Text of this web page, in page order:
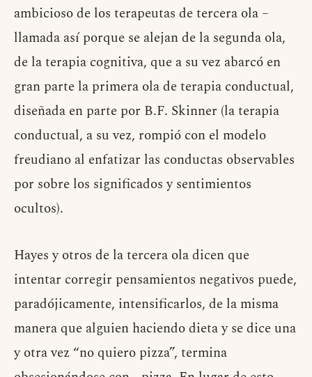
ambicioso de los terapeutas de tercera ola –
llamada así porque se alejan de la segunda ola,
de la terapia cognitiva, que a su vez abarcó en
gran parte la primera ola de terapia conductual,
diseñada en parte por B.F. Skinner (la terapia
conductual, a su vez, rompió con el modelo
freudiano al enfatizar las conductas observables
por sobre los significados y sentimientos
ocultos).
Hayes y otros de la tercera ola dicen que
intentar corregir pensamientos negativos puede,
paradójicamente, intensificarlos, de la misma
manera que alguien haciendo dieta y se dice una
y otra vez “no quiero pizza”, termina